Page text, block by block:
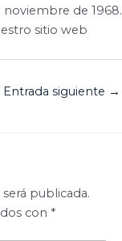
noviembre de 1968.
sitio web
Entrada siguiente →
publicada.
con *